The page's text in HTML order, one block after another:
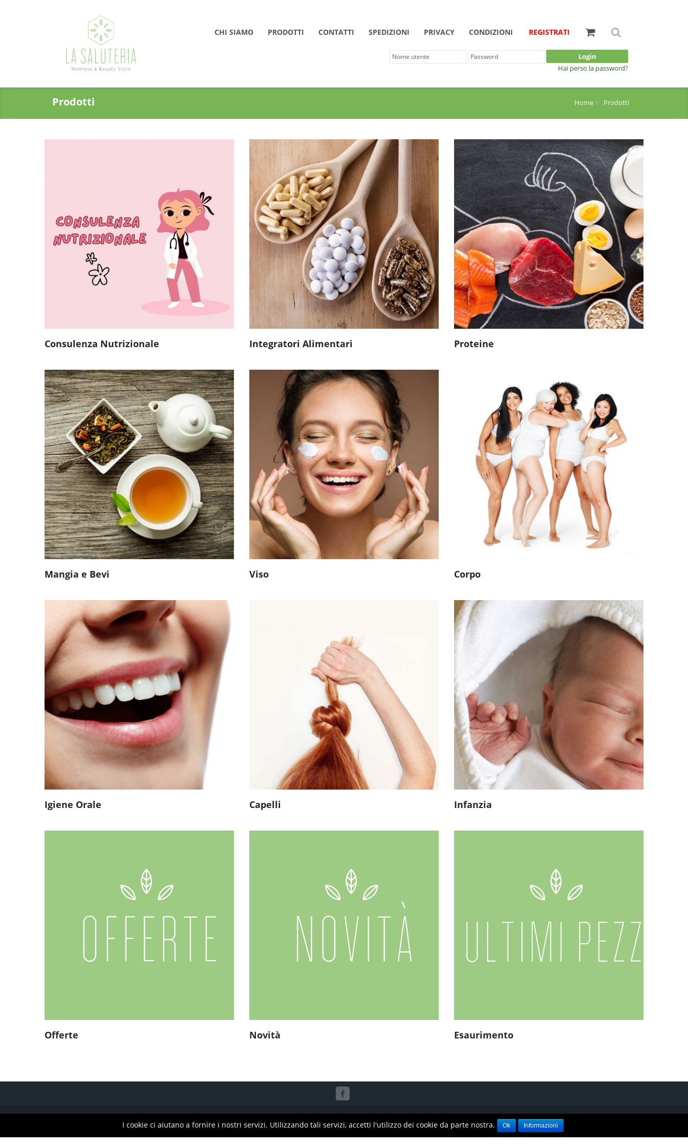
CHI SIAMO PRODOTTI CONTATTI SPEDIZIONI PRIVACY CONDIZIONI REGISTRATI
Login
Hai perso la password?
Prodotti Home Prodotti
Consulenza Nutrizionale
Patologie Invernali
Vitamine ed Energizzanti
Cuore e Circolazione
Benessere Intestinale
Benessere Uro-Genitale
Sonno e Rilassamento
Traumi e Dolori
Occhi
BENVITA Medical
Integratori Alimentari
Pranzo&Cena
Bevande
Spezza Fame
Proteine
Tisane
Caramelle con Zucchero
Caramelle con Stevia
Cioccolato
Liquori
Mangia e Bevi
Integratori Viso
Detergenti Viso
Idratanti Viso
Uomo
Viso
Integratori Corpo
Detergenti Corpo
Idratanti Corpo
Igiene Intima
Gambe - Mani - Piedi
Prodotti Specifici
Solari
Corpo
Igiene Orale
Capelli Danneggiati
Capelli Colorati
Antiforfora
Capelli
Integratori Infanzia
Detersione e Idratazione
Salviette Umidificate
Accessori
Infanzia
Offerte Novità Esaurimento
2026 © All Rights Reserved | La Saluteria è un marchio di GRUPPO METODO S.r.l. | Via Firenze, 8 | 20063 Cernusco sul Naviglio (MI) | P. iva
I cookie ci aiutano a fornire i nostri servizi. Utilizzando tali servizi, accetti l'utilizzo dei cookie da parte nostra. Ok Informazioni